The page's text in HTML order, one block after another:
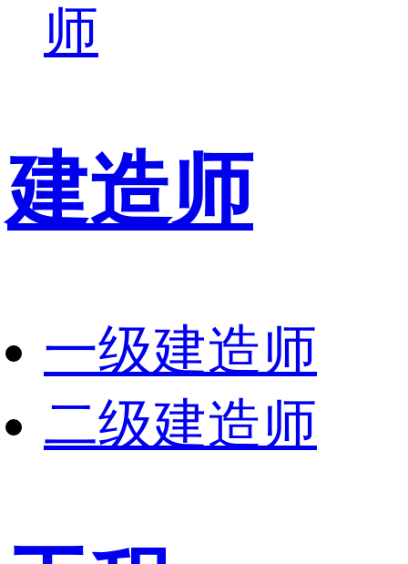
师
建造师
一级建造师
二级建造师